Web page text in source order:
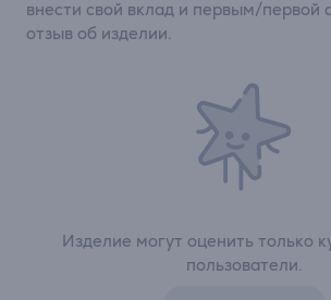
Изделие могут оценить только
пользователи.
внести свой вклад и первым/первой
отзыв об изделии.